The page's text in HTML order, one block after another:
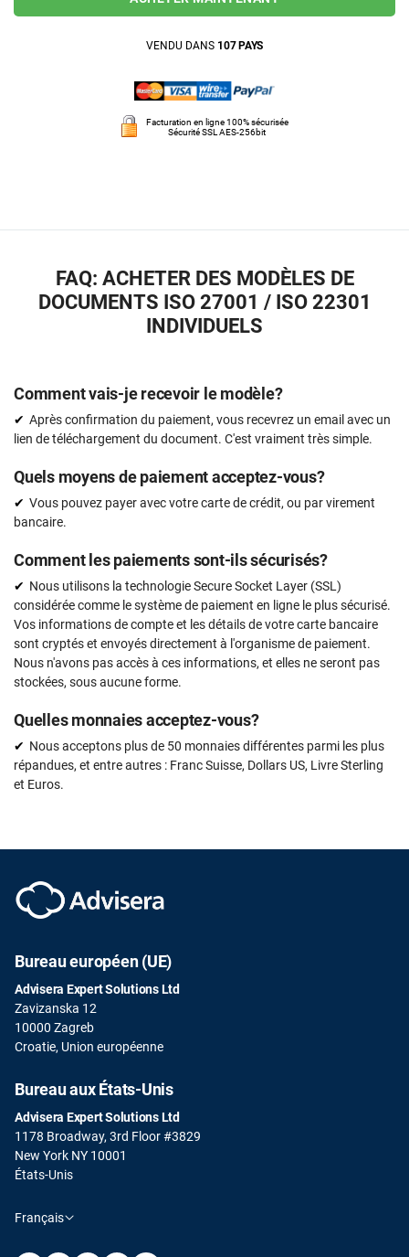
VENDU DANS 107 PAYS
Facturation en ligne 100% sécurisée
Sécurité SSL AES-256bit
FAQ: ACHETER DES MODÈLES DE
DOCUMENTS ISO 27001 / ISO 22301
INDIVIDUELS
Comment vais-je recevoir le modèle?
Après confirmation du paiement, vous recevrez un email avec un
lien de téléchargement du document. C'est vraiment très simple.
Quels moyens de paiement acceptez-vous?
Vous pouvez payer avec votre carte de crédit, ou par virement
bancaire.
Comment les paiements sont-ils sécurisés?
Nous utilisons la technologie Secure Socket Layer (SSL)
considérée comme le système de paiement en ligne le plus sécurisé.
Vos informations de compte et les détails de votre carte bancaire
sont cryptés et envoyés directement à l'organisme de paiement.
Nous n'avons pas accès à ces informations, et elles ne seront pas
stockées, sous aucune forme.
Quelles monnaies acceptez-vous?
Nous acceptons plus de 50 monnaies différentes parmi les plus
répandues, et entre autres : Franc Suisse, Dollars US, Livre Sterling
et Euros.
Bureau européen (UE)
Advisera Expert Solutions Ltd
Zavizanska 12
10000 Zagreb
Croatie, Union européenne
Bureau aux États-Unis
Advisera Expert Solutions Ltd
1178 Broadway, 3rd Floor #3829
New York NY 10001
États-Unis
Français